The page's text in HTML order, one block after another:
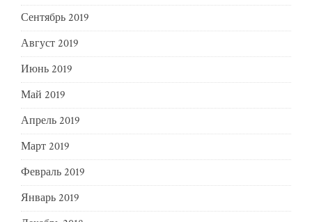
Сентябрь 2019
Август 2019
Июнь 2019
Май 2019
Апрель 2019
Март 2019
Февраль 2019
Январь 2019